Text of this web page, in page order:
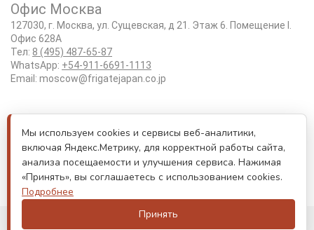
Офис Москва
127030, г. Москва, ул. Сущевская, д 21. Этаж 6. Помещение I.
Офис 628А
Тел: 8 (495) 487-65-87
WhatsApp: +54-911-6691-1113
Email: moscow@frigatejapan.co.jp
Положение об обработке персональных данных
Лицензия Tottori #3-92
Реестровый номер туроператора РТО 000170
Лицензия JATA номер 6175
© Все права защищены. Информация сайта защищена
Мы используем cookies и сервисы веб-аналитики,
включая Яндекс.Метрику, для корректной работы сайта,
анализа посещаемости и улучшения сервиса. Нажимая
«Принять», вы соглашаетесь с использованием cookies.
Подробнее
Принять